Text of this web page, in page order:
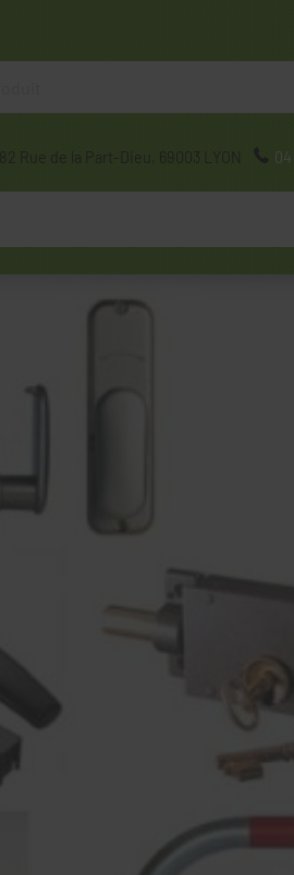
82 Rue de la Part-Dieu, 69003 LYON